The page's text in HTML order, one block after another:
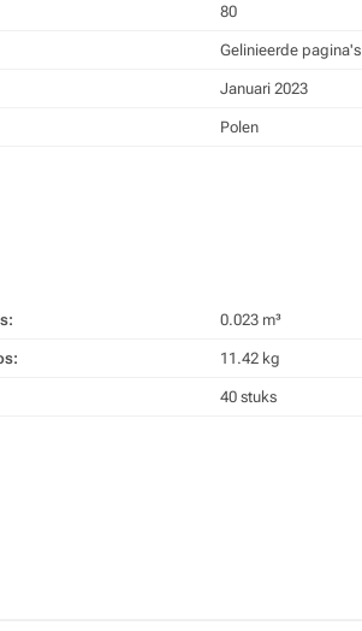
80
Gelinieerde pagina's
Januari 2023
Polen
0.023 m³
11.42 kg
40 stuks